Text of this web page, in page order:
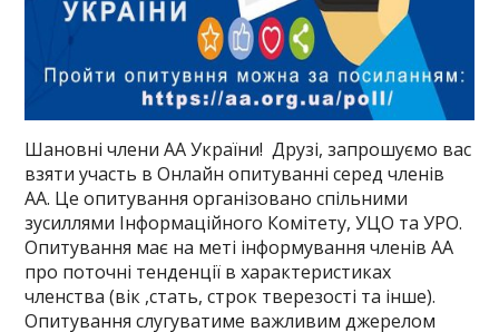
Шановні члени АА України! Друзі, запрошуємо вас
взяти участь в Онлайн опитуванні серед членів
АА. Це опитування організовано спільними
зусиллями Інформаційного Комітету, УЦО та УРО.
Опитування має на меті інформування членів АА
про поточні тенденції в характеристиках
членства (вік ,стать, строк тверезості та інше).
Опитування слугуватиме важливим джерелом